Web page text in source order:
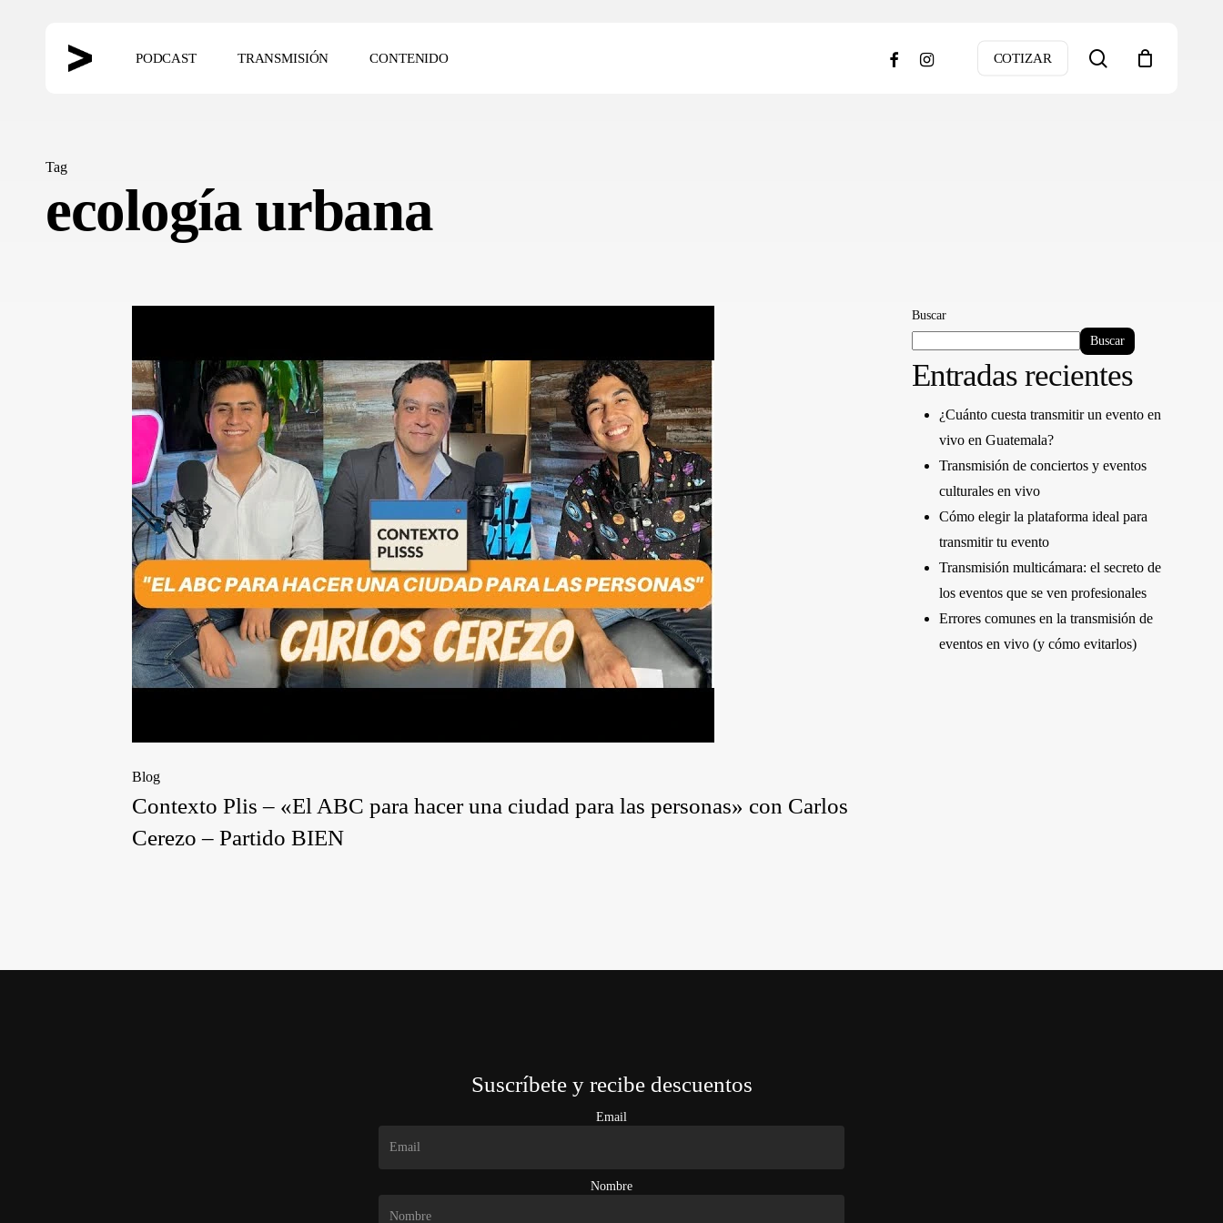
PODCAST TRANSMISIÓN CONTENIDO COTIZAR search
facebookinstagram
Tag
ecología urbana
Blog
Contexto Plis – «El ABC para hacer una ciudad para las personas» con Carlos
Cerezo – Partido BIEN
Buscar
Buscar
Entradas recientes
¿Cuánto cuesta transmitir un evento en
vivo en Guatemala?
Transmisión de conciertos y eventos
culturales en vivo
Cómo elegir la plataforma ideal para
transmitir tu evento
Transmisión multicámara: el secreto de
los eventos que se ven profesionales
Errores comunes en la transmisión de
eventos en vivo (y cómo evitarlos)
Suscríbete y recibe descuentos
Email
Nombre